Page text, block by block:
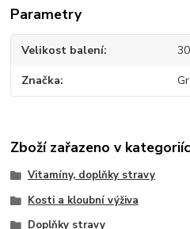
Parametry
Velikost balení
Značka
Zboží zařazeno v
Vitamíny, doplňky stravy
Kosti a kloubní výživa
Doplňky stravy